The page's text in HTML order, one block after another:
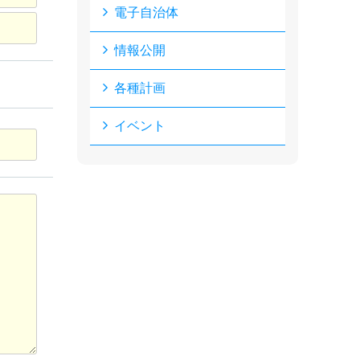
電子自治体
情報公開
各種計画
イベント